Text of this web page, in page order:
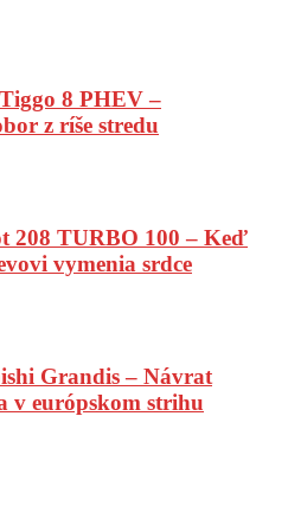
8 PHEV –
z ríše stredu
208 TURBO 100 – Keď
vymenia srdce
Grandis – Návrat
v európskom strihu